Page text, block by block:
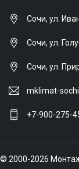
Сочи, ул.
Сочи, ул.
Сочи, ул.
mklimat-
+7-900-275-
© 2000-2026